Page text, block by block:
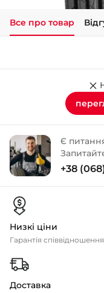
Все про товар
Є
+38
Низкі ціни
Гарантія
Доставка